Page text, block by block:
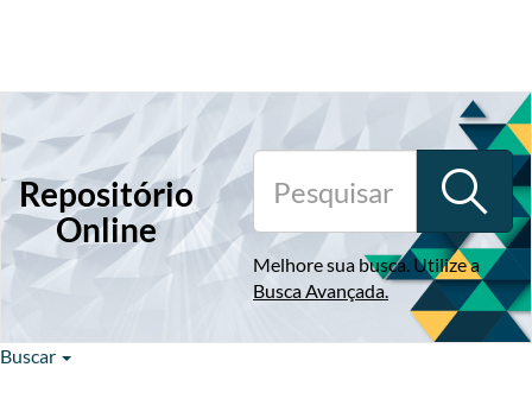
Repositório
Online
Melhore sua busca. Utilize a
Busca Avançada.
Buscar